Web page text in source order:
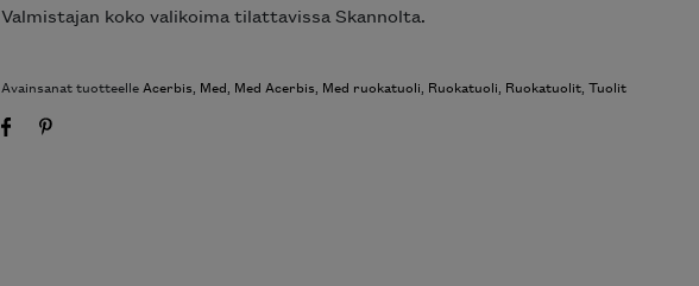
Valmistajan koko valikoima tilattavissa Skannolta.
Avainsanat tuotteelle Acerbis Med Med Acerbis Med ruokatuoli Ruokatuoli Ruokatuolit ,Tuolit